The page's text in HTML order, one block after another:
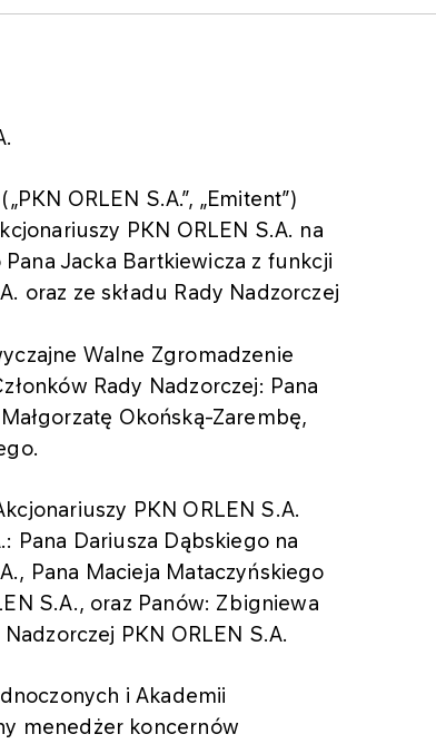
ORLEN S.A.”, „Emitent”)
PKN ORLEN S.A. na
Jacka Bartkiewicza z funkcji
oraz ze składu Rady Nadzorczej
Walne Zgromadzenie
Rady Nadzorczej: Pana
Okońską-Zarembę,
PKN ORLEN S.A.
Pana Dariusza Dąbskiego na
Pana Macieja Mataczyńskiego
S.A., oraz Panów: Zbigniewa
PKN ORLEN S.A.
i Akademii
menedżer koncernów